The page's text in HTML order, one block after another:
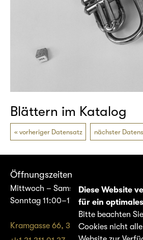
Blättern im Katalog
vorheriger Datensatz nächster
Öffnungszeiten
Mittwoch – Samstag 14:00–17:00
Sonntag 11:00–17:00
Kramgasse 66, 3011 Bern
Diese Website
für ein
Bitte beachten
Cookies nicht